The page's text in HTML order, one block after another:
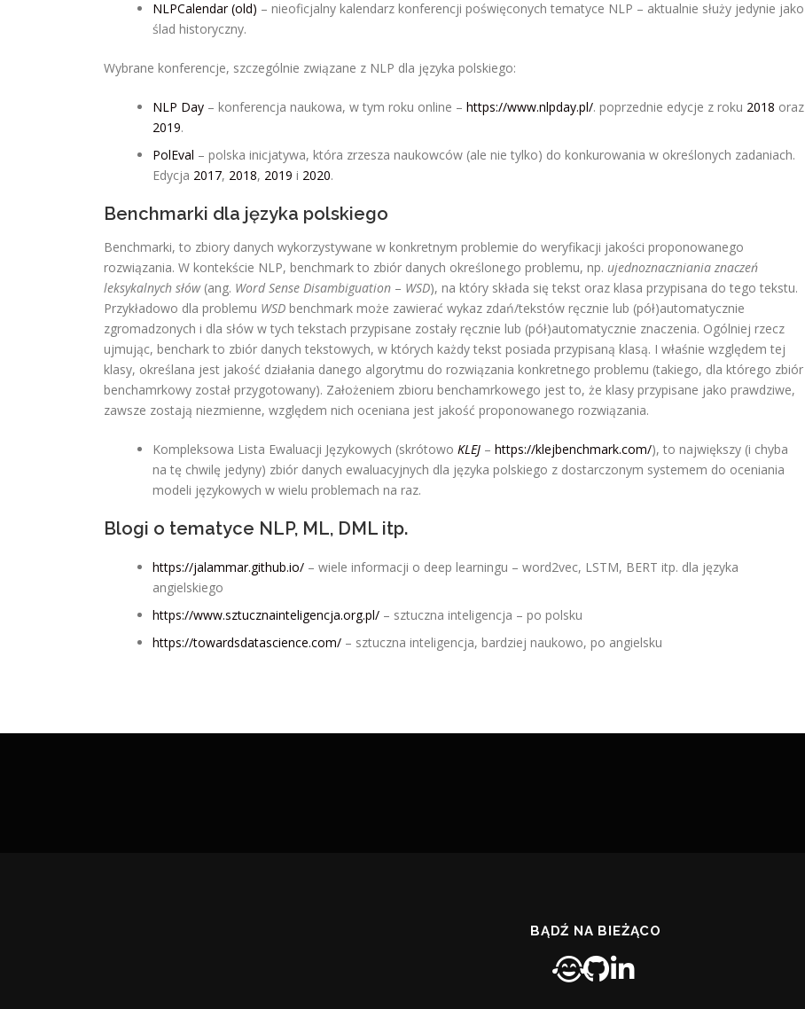
NLPCalendar (old) – nieoficjalny kalendarz konferencji poświęconych tematyce NLP – aktualnie służy jedynie jako
ślad historyczny.
Wybrane konferencje, szczególnie związane z NLP dla języka polskiego:
NLP Day – konferencja naukowa, w tym roku online – https://www.nlpday.pl/. poprzednie edycje z roku 2018 oraz
2019.
PolEval – polska inicjatywa, która zrzesza naukowców (ale nie tylko) do konkurowania w określonych zadaniach.
Edycja 2017, 2018, 2019 i 2020.
Benchmarki dla języka polskiego
Benchmarki, to zbiory danych wykorzystywane w konkretnym problemie do weryfikacji jakości proponowanego
rozwiązania. W kontekście NLP, benchmark to zbiór danych określonego problemu, np. ujednoznaczniania znaczeń
leksykalnych słów(ang. Word Sense Disambiguation – WSD), na który składa się tekst oraz klasa przypisana do tego tekstu.
Przykładowo dla problemu WSD benchmark może zawierać wykaz zdań/tekstów ręcznie lub (pół)automatycznie
zgromadzonych i dla słów w tych tekstach przypisane zostały ręcznie lub (pół)automatycznie znaczenia. Ogólniej rzecz
ujmując, benchark to zbiór danych tekstowych, w których każdy tekst posiada przypisaną klasą. I właśnie względem tej
klasy, określana jest jakość działania danego algorytmu do rozwiązania konkretnego problemu (takiego, dla którego zbiór
benchamrkowy został przygotowany). Założeniem zbioru benchamrkowego jest to, że klasy przypisane jako prawdziwe,
zawsze zostają niezmienne, względem nich oceniana jest jakość proponowanego rozwiązania.
Kompleksowa Lista Ewaluacji Językowych (skrótowo KLEJ – https://klejbenchmark.com/), to największy (i chyba
na tę chwilę jedyny) zbiór danych ewaluacyjnych dla języka polskiego z dostarczonym systemem do oceniania
modeli językowych w wielu problemach na raz.
Blogi o tematyce NLP, ML, DML itp.
https://jalammar.github.io/ – wiele informacji o deep learningu – word2vec, LSTM, BERT itp. dla języka
angielskiego
https://www.sztucznainteligencja.org.pl/ – sztuczna inteligencja – po polsku
https://towardsdatascience.com/ – sztuczna inteligencja, bardziej naukowo, po angielsku
BĄDŹ NA BIEŻĄCO